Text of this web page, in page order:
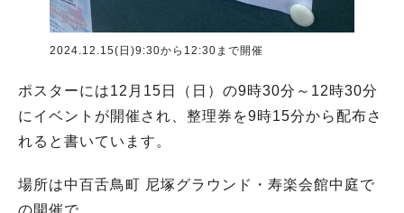
2024.12.15(日)9:30から12:30まで開催
ポスターには12月15日（日）の9時30分～12時30分
にイベントが開催され、整理券を9時15分から配布さ
れると書いています。
場所は中百舌鳥町 尼塚グラウンド・寿楽会館中庭で
の開催で、